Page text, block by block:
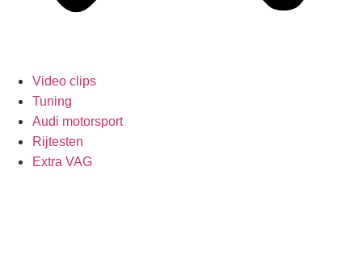
Video clips
Tuning
Audi motorsport
Rijtesten
Extra VAG